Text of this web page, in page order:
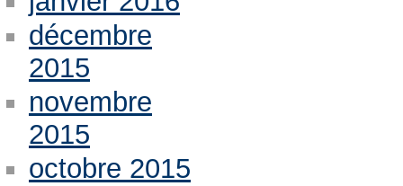
décembre
2015
novembre
2015
octobre 2015